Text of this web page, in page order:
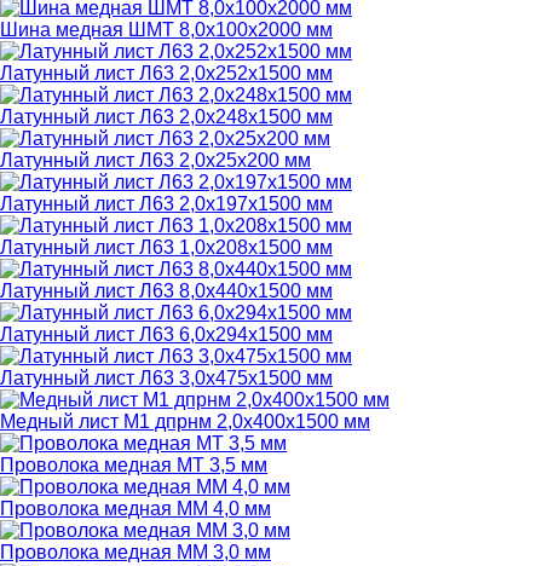
Шина медная ШМТ 8,0х100х2000 мм
Латунный лист Л63 2,0х252х1500 мм
Латунный лист Л63 2,0х248х1500 мм
Латунный лист Л63 2,0х25х200 мм
Латунный лист Л63 2,0х197х1500 мм
Латунный лист Л63 1,0х208х1500 мм
Латунный лист Л63 8,0х440х1500 мм
Латунный лист Л63 6,0х294х1500 мм
Латунный лист Л63 3,0х475х1500 мм
Медный лист М1 дпрнм 2,0х400х1500 мм
Проволока медная МТ 3,5 мм
Проволока медная ММ 4,0 мм
Проволока медная ММ 3,0 мм